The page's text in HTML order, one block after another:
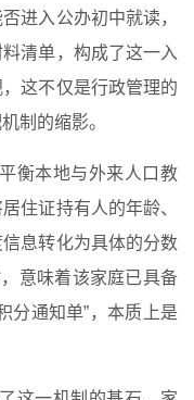
进入公办初中就读，
清单，构成了这一入
这不仅是行政管理的
制的缩影。
衡本地与外来人口教
住证持有人的年龄、
息转化为具体的分数
意味着该家庭已具备
分通知单”，本质上是